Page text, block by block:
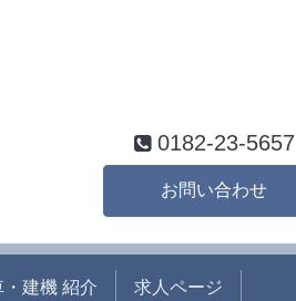
0182-23-5657
お問い合わせ
・建機 紹介 求人ページ